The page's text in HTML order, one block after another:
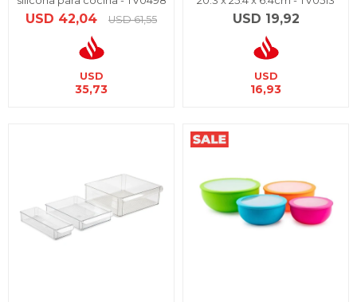
USD 42,04 USD 61,55
USD
35,73
USD 19,92
USD
16,93